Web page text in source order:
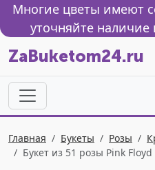
Многие цветы имеют
уточняйте
ZaBuketom24.ru
Главная Букеты Розы
Букет из 51 розы Pink Floyd